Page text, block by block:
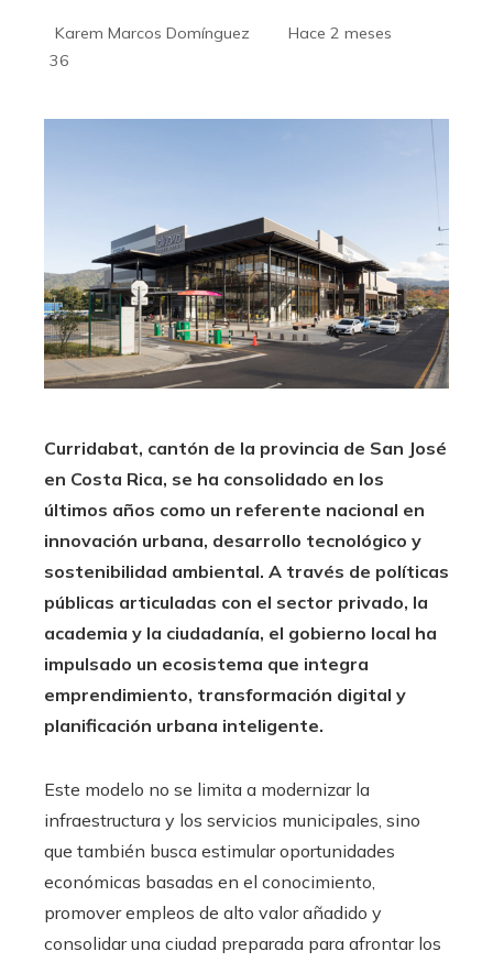
Karem Marcos Domínguez
Hace 2 meses
36
Curridabat, cantón de la provincia de San José
en Costa Rica, se ha consolidado en los
últimos años como un referente nacional en
innovación urbana, desarrollo tecnológico y
sostenibilidad ambiental. A través de políticas
públicas articuladas con el sector privado, la
academia y la ciudadanía, el gobierno local ha
impulsado un ecosistema que integra
emprendimiento, transformación digital y
planificación urbana inteligente.
Este modelo no se limita a modernizar la
infraestructura y los servicios municipales, sino
que también busca estimular oportunidades
económicas basadas en el conocimiento,
promover empleos de alto valor añadido y
consolidar una ciudad preparada para afrontar los